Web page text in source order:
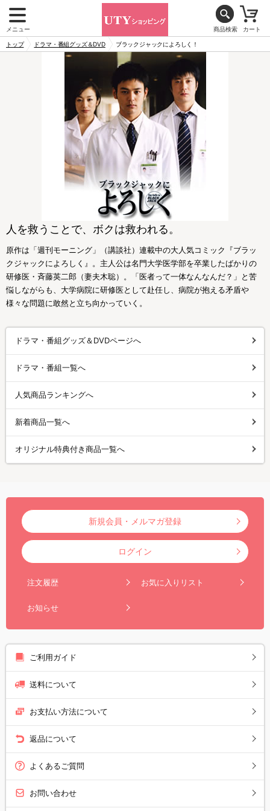
メニュー 商品検索 カート
トップ ドラマ・番組グッズ＆DVD ブラックジャックによろしく！
人を救うことで、ボクは救われる。
原作は「週刊モーニング」（講談社）連載中の大人気コミック『ブラッ
クジャックによろしく』。主人公は名門大学医学部を卒業したばかりの
研修医・斉藤英二郎（妻夫木聡）。「医者って一体なんなんだ？」と苦
悩しながらも、大学病院に研修医として赴任し、病院が抱える矛盾や
様々な問題に敢然と立ち向かっていく。
ドラマ・番組グッズ＆DVDページへ
ドラマ・番組一覧へ
人気商品ランキングへ
新着商品一覧へ
オリジナル特典付き商品一覧へ
新規会員・メルマガ登録
ログイン
注文履歴 お気に入りリスト
お知らせ
ご利用ガイド
送料について
お支払い方法について
返品について
よくあるご質問
お問い合わせ